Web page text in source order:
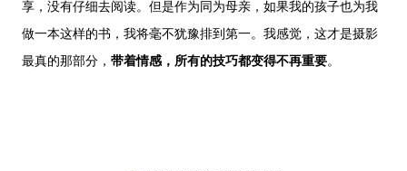
享，没有仔细去阅读。但是作为同为母亲，如果我的孩子也为我
做一本这样的书，我将毫不犹豫排到第一。我感觉，这才是摄影
最真的那部分， 带着情感，所有的技巧都变得不再重要。